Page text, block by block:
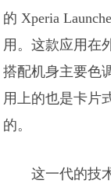
的 Xperia
用。这款应用在
搭配机身主要色
用上的也是卡片
的。
这一代的技